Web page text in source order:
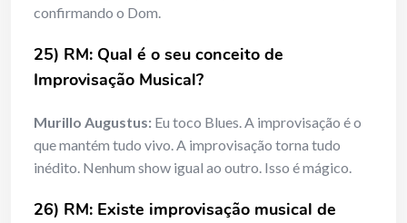
confirmando o Dom.
25) RM: Qual é o seu conceito de
Improvisação Musical?
Murillo Augustus: Eu toco Blues. A improvisação é o
que mantém tudo vivo. A improvisação torna tudo
inédito. Nenhum show igual ao outro. Isso é mágico.
26) RM: Existe improvisação musical de